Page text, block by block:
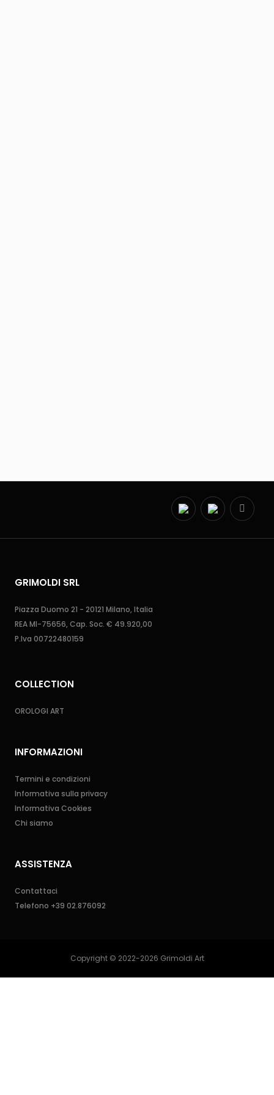
GRIMOLDI SRL
Piazza Duomo 21 - 20121 Milano, Italia
REA MI-75656, Cap. Soc. € 49.920,00
P.Iva 00722480159
COLLECTION
OROLOGI ART
INFORMAZIONI
Termini e condizioni
Informativa sulla privacy
Informativa Cookies
Chi siamo
ASSISTENZA
Contattaci
Telefono +39 02.876092
Copyright © 2022-2026 Grimoldi Art